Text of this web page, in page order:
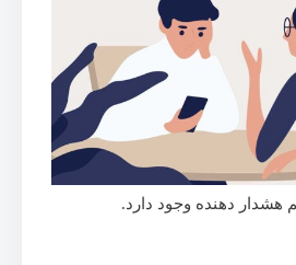
هشدار دهنده وجود دارد.